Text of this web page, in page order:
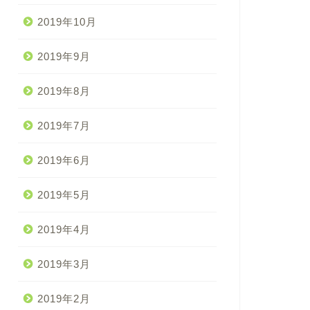
2019年10月
2019年9月
2019年8月
2019年7月
2019年6月
2019年5月
2019年4月
2019年3月
2019年2月